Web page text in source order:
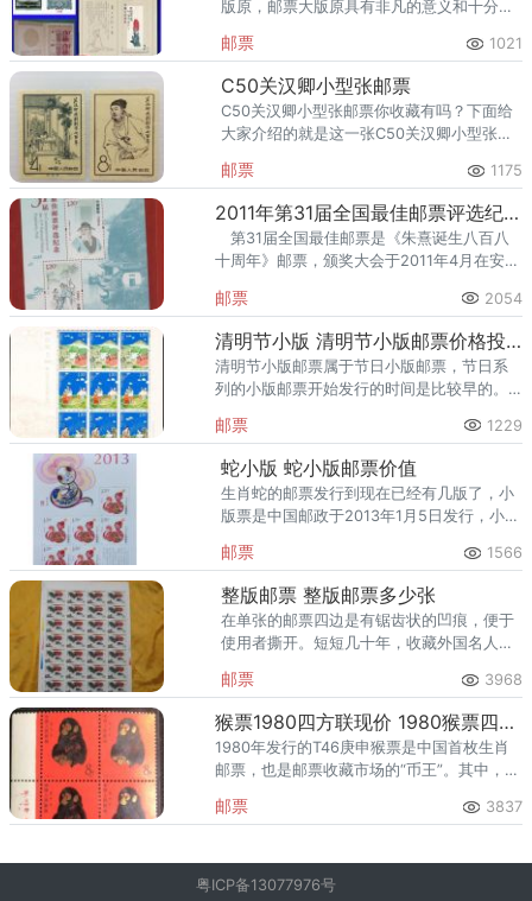
版原，邮票大版原具有非凡的意义和十分高
值以及发行数量上，都占据了优势，邮票大
版原自从推崇以来就一直
邮票 1021
C50关汉卿小型张邮票
C50关汉卿小型张邮票你收藏有吗？下面给
大家介绍的就是这一张C50关汉卿小型张邮
邮票 1175
2011年第31届全国最佳邮票评选纪念（朱熹小全张小型张）投资价值
第31届全国最佳邮票是《朱熹诞生八百八
十周年》邮票，颁奖大会于2011年4月在安徽
熹诞生八百八十周年》邮票错开制作而成，
是首次采取竖版
邮票 2054
清明节小版 清明节小版邮票价格投资价值
清明节小版邮票属于节日小版邮票，节日系
列的小版邮票开始发行的时间是比较早的。
枚邮票也越来越多的人关注和收藏。
邮票 1229
蛇小版 蛇小版邮票价值
生肖蛇的邮票发行到现在已经有几版了，小
版票是中国邮政于2013年1月5日发行，小版
邮票的设计师吴冠英。
邮票 1566
整版邮票 整版邮票多少张
在单张的邮票四边是有锯齿状的凹痕，便于
使用者撕开。短短几十年，收藏外国名人邮
珍，整版外国名人邮票其收藏价值更是不可
估量！
邮票 3968
猴票1980四方联现价 1980猴票四方联还能涨吗
1980年发行的T46庚申猴票是中国首枚生肖
邮票，也是邮票收藏市场的“币王”。其中，猴
值备受关注。2025年，猴票四方联价格虽有
邮票 3837
粤ICP备13077976号